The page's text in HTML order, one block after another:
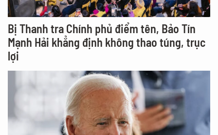
Bị Thanh tra Chính phủ điểm tên, Bảo Tín
Mạnh Hải khẳng định không thao túng, trục
lợi